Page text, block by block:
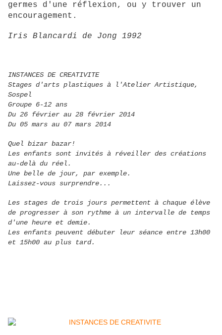
germes d'une réflexion, ou y trouver un
encouragement.
Iris Blancardi de Jong 1992
INSTANCES DE CREATIVITE
Stages d'arts plastiques à l'Atelier Artistique,
Sospel
Groupe 6-12 ans
Du 26 février au 28 février 2014
Du 05 mars au 07 mars 2014
Quel bizar bazar!
Les enfants sont invités à réveiller des créations
au-delà du réel.
Une belle de jour, par exemple.
Laissez-vous surprendre...
Les stages de trois jours permettent à chaque élève
de progresser à son rythme à un intervalle de temps
d'une heure et demie.
Les enfants peuvent débuter leur séance entre 13h00
et 15h00 au plus tard.